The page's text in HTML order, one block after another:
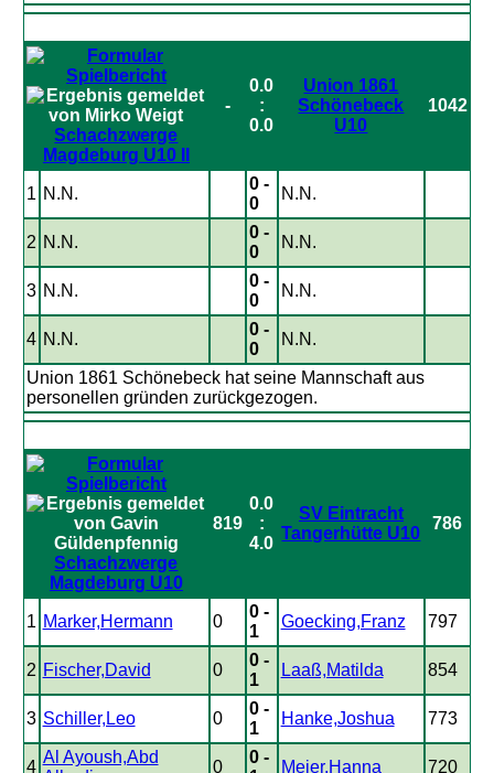
Schachzwerge
Magdeburg U10 II
-
0.0
:
0.0
Union 1861
Schönebeck
U10
1042
1 N.N.
0 -
0
N.N.
2 N.N.
0 -
0
N.N.
3 N.N.
0 -
0
N.N.
4 N.N.
0 -
0
N.N.
Union 1861 Schönebeck hat seine Mannschaft aus
personellen gründen zurückgezogen.
Schachzwerge
Magdeburg U10
819
0.0
:
4.0
SV Eintracht
Tangerhütte U10
786
1 Marker,Hermann 0
0 -
1
Goecking,Franz 797
2 Fischer,David 0
0 -
1
Laaß,Matilda 854
3 Schiller,Leo 0
0 -
1
Hanke,Joshua 773
4
Al Ayoush,Abd
0
0 -
Meier,Hanna 720